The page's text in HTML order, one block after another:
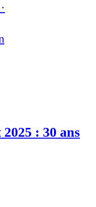
·
: 30 ans